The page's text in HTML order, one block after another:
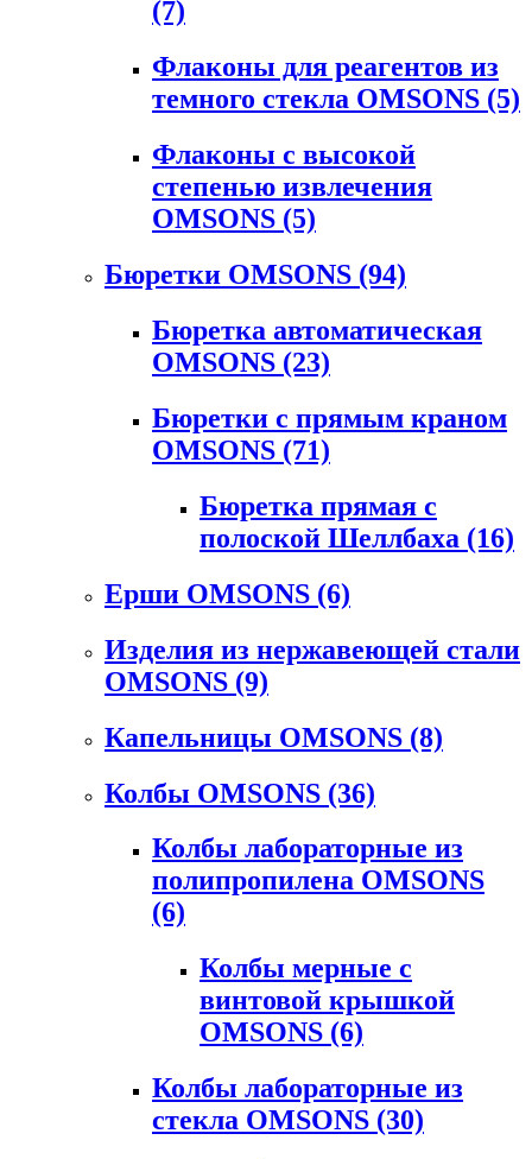
(7)
Флаконы для реагентов из
темного стекла OMSONS (5)
Флаконы с высокой
степенью извлечения
OMSONS (5)
Бюретки OMSONS (94)
Бюретка автоматическая
OMSONS (23)
Бюретки с прямым краном
OMSONS (71)
Бюретка прямая с
полоской Шеллбаха (16)
Ерши OMSONS (6)
Изделия из нержавеющей стали
OMSONS (9)
Капельницы OMSONS (8)
Колбы OMSONS (36)
Колбы лабораторные из
полипропилена OMSONS
(6)
Колбы мерные с
винтовой крышкой
OMSONS (6)
Колбы лабораторные из
стекла OMSONS (30)